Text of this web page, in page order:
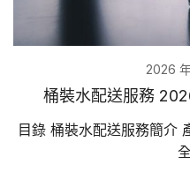
2026
桶裝水配送服務
目錄 桶裝水配送服務簡介